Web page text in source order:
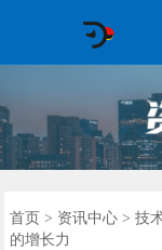
首页 > 资讯中心> 技
的增长力